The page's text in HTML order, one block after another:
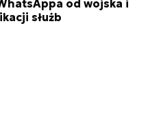
od wojska i
służb